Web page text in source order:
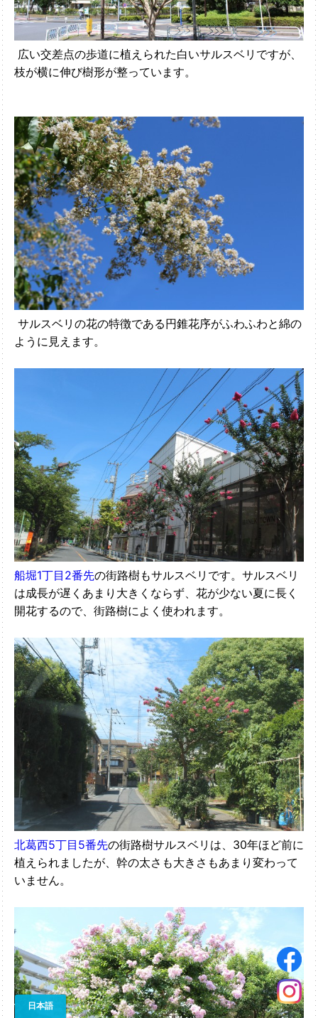
広い交差点の歩道に植えられた白いサルスベリですが、
枝が横に伸び樹形が整っています。
サルスベリの花の特徴である円錐花序がふわふわと綿の
ように見えます。
船堀1丁目2番先の街路樹もサルスベリです。サルスベリ
は成長が遅くあまり大きくならず、花が少ない夏に長く
開花するので、街路樹によく使われます。
北葛西5丁目5番先の街路樹サルスベリは、30年ほど前に
植えられましたが、幹の太さも大きさもあまり変わって
いません。